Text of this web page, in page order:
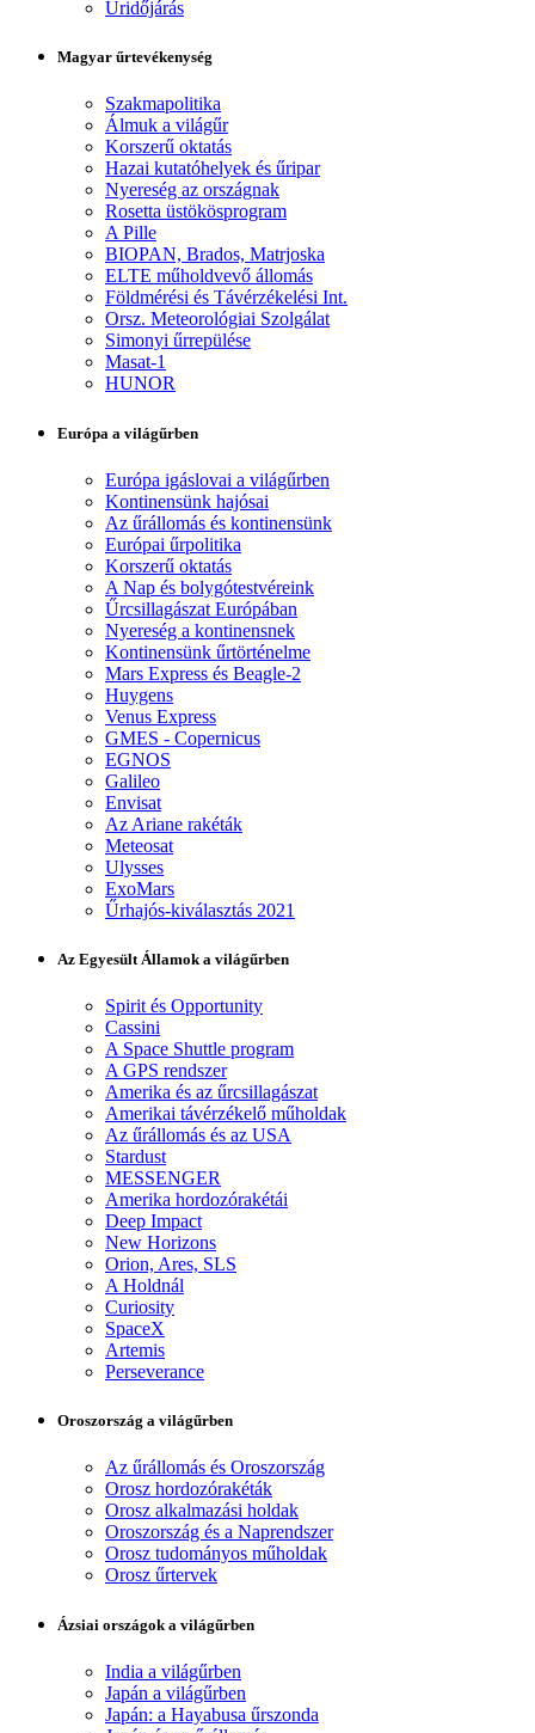
Űridőjárás
Magyar űrtevékenység
Szakmapolitika
Álmuk a világűr
Korszerű oktatás
Hazai kutatóhelyek és űripar
Nyereség az országnak
Rosetta üstökösprogram
A Pille
BIOPAN, Brados, Matrjoska
ELTE műholdvevő állomás
Földmérési és Távérzékelési Int.
Orsz. Meteorológiai Szolgálat
Simonyi űrrepülése
Masat-1
HUNOR
Európa a világűrben
Európa igáslovai a világűrben
Kontinensünk hajósai
Az űrállomás és kontinensünk
Európai űrpolitika
Korszerű oktatás
A Nap és bolygótestvéreink
Űrcsillagászat Európában
Nyereség a kontinensnek
Kontinensünk űrtörténelme
Mars Express és Beagle-2
Huygens
Venus Express
GMES - Copernicus
EGNOS
Galileo
Envisat
Az Ariane rakéták
Meteosat
Ulysses
ExoMars
Űrhajós-kiválasztás 2021
Az Egyesült Államok a világűrben
Spirit és Opportunity
Cassini
A Space Shuttle program
A GPS rendszer
Amerika és az űrcsillagászat
Amerikai távérzékelő műholdak
Az űrállomás és az USA
Stardust
MESSENGER
Amerika hordozórakétái
Deep Impact
New Horizons
Orion, Ares, SLS
A Holdnál
Curiosity
SpaceX
Artemis
Perseverance
Oroszország a világűrben
Az űrállomás és Oroszország
Orosz hordozórakéták
Orosz alkalmazási holdak
Oroszország és a Naprendszer
Orosz tudományos műholdak
Orosz űrtervek
Ázsiai országok a világűrben
India a világűrben
Japán a világűrben
Japán: a Hayabusa űrszonda